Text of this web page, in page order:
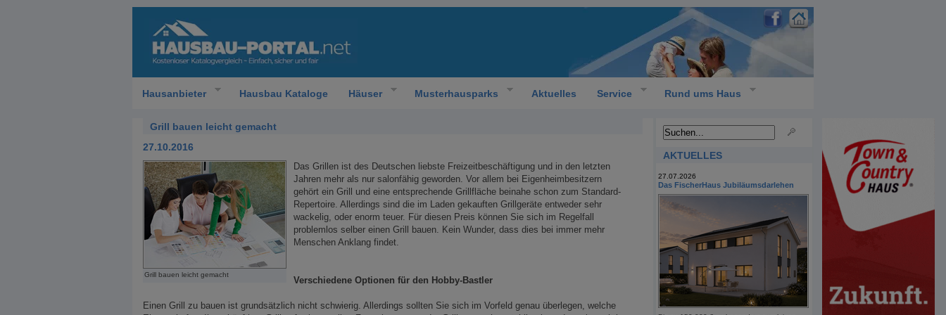
Hausanbieter Hausbau Kataloge Häuser Musterhausparks Aktuelles Service Rund ums Haus
Grill bauen leicht gemacht
27.10.2016
Grill bauen leicht gemacht
Das Grillen ist des Deutschen liebste Freizeitbeschäftigung und in den letzten
Jahren mehr als nur salonfähig geworden. Vor allem bei Eigenheimbesitzern
gehört ein Grill und eine entsprechende Grillfläche beinahe schon zum Standard-
Repertoire. Allerdings sind die im Laden gekauften Grillgeräte entweder sehr
wackelig, oder enorm teuer. Für diesen Preis können Sie sich im Regelfall
problemlos selber einen Grill bauen. Kein Wunder, dass dies bei immer mehr
Menschen Anklang findet.
Verschiedene Optionen für den Hobby-Bastler
Einen Grill zu bauen ist grundsätzlich nicht schwierig. Allerdings sollten Sie sich im Vorfeld genau überlegen, welche
AKTUELLES
27.07.2026
Das FischerHaus Jubiläumsdarlehen